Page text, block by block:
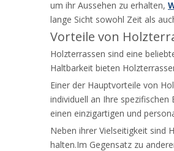
um ihr Aussehen zu erhalten,
lange Sicht sowohl Zeit als
Vorteile von
Holzterrassen sind eine
Haltbarkeit bieten
Einer der Hauptvorteile von
individuell an Ihre
einen einzigartigen und
Neben ihrer Vielseitigkeit sind
halten.Im Gegensatz zu